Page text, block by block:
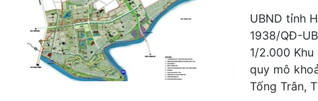
UBND tỉnh
1938/QĐ-
1/2.000
quy mô
Tống Trân,